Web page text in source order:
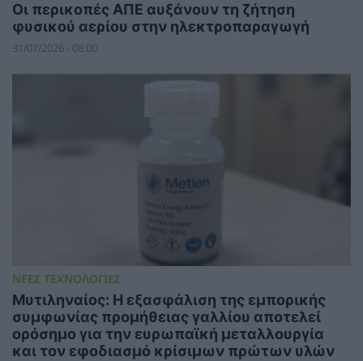
Οι περικοπές ΑΠΕ αυξάνουν τη ζήτηση
φυσικού αερίου στην ηλεκτροπαραγωγή
31/07/2026 - 08:00
ΝΕΕΣ ΤΕΧΝΟΛΟΓΙΕΣ
Μυτιληναίος: Η εξασφάλιση της εμπορικής
συμφωνίας προμήθειας γαλλίου αποτελεί
ορόσημο για την ευρωπαϊκή μεταλλουργία
και τον εφοδιασμό κρίσιμων πρώτων υλών